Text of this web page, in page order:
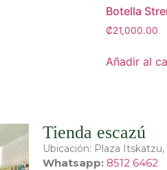
Botella
₡21,000.00
Añadir al
Tienda escazú
Ubicación: Plaza Itskatzu,
Whatsapp: 8512 6462